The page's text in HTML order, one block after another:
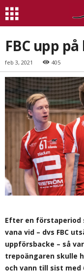
FBC upp
feb 3, 2021 405
Efter en förstaperiod
vana vid – dvs FBC
uppförsbacke – så
trepoängaren skulle
och vann till sist med